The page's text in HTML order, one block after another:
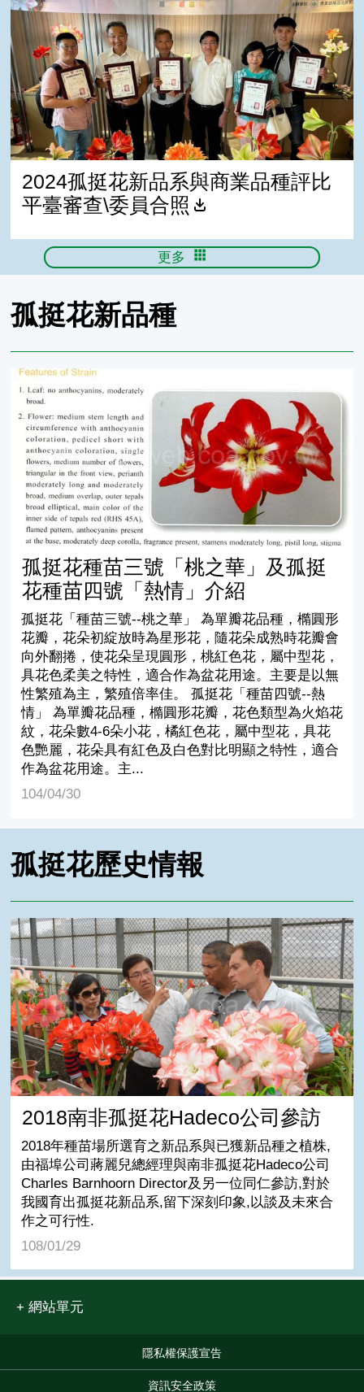
2024孤挺花新品系與商業品種評比
平臺審查\委員合照
更多
孤挺花新品種
孤挺花種苗三號「桃之華」及孤挺花種苗四號「熱情」介
孤挺花種苗三號「桃之華」及孤挺
花種苗四號「熱情」介紹
孤挺花「種苗三號--桃之華」 為單瓣花品種，橢圓形
花瓣，花朵初綻放時為星形花，隨花朵成熟時花瓣會
向外翻捲，使花朵呈現圓形，桃紅色花，屬中型花，
具花色柔美之特性，適合作為盆花用途。主要是以無
性繁殖為主，繁殖倍率佳。 孤挺花「種苗四號--熱
情」 為單瓣花品種，橢圓形花瓣，花色類型為火焰花
紋，花朵數4-6朵小花，橘紅色花，屬中型花，具花
色艷麗，花朵具有紅色及白色對比明顯之特性，適合
作為盆花用途。主...
104/04/30
孤挺花歷史情報
2018南非孤挺花Hadeco公司參訪
2018南非孤挺花Hadeco公司參訪
2018年種苗場所選育之新品系與已獲新品種之植株,
由福埠公司蔣麗兒總經理與南非孤挺花Hadeco公司
Charles Barnhoorn Director及另一位同仁參訪,對於
我國育出孤挺花新品系,留下深刻印象,以談及未來合
作之可行性.
108/01/29
網站單元
隱私權保護宣告
資訊安全政策